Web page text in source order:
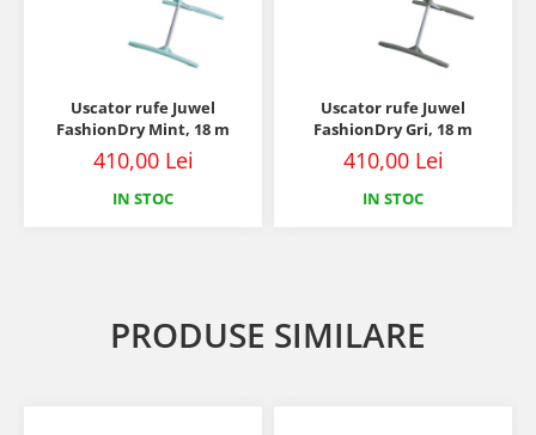
Uscator rufe Juwel
FashionDry Mint, 18 m
410,00 Lei
IN STOC
Uscator rufe Juwel
FashionDry Gri, 18 m
410,00 Lei
IN STOC
PRODUSE SIMILARE